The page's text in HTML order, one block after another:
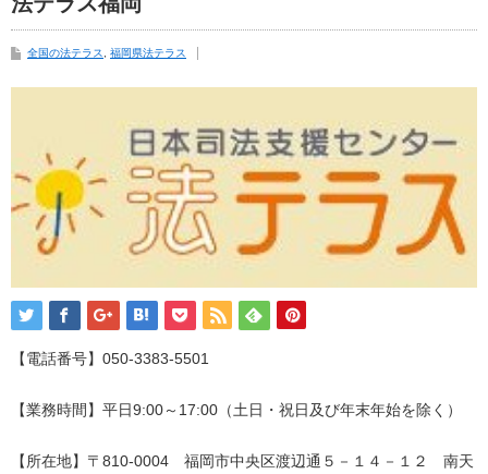
全国の法テラス 福岡県法テラス
【電話番号】050-3383-5501
【業務時間】平日9:00～17:00（土日・祝日及び年末年始を除く）
【所在地】〒810-0004 福岡市中央区渡辺通５－１４－１２ 南天